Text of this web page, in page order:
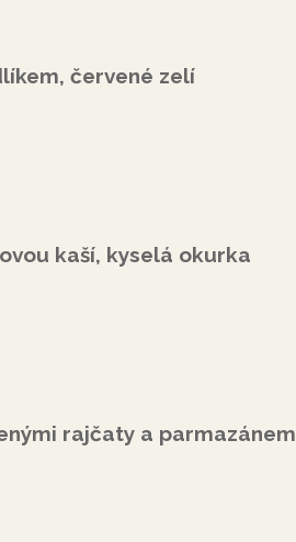
červené zelí
kaší, kyselá okurka
rajčaty a parmazánem